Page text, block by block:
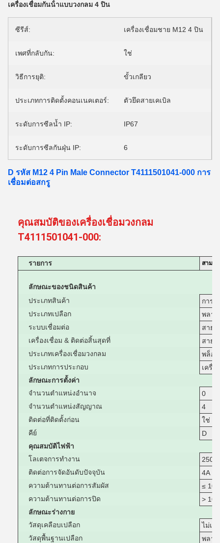
เครื่องเชื่อมกันน้ําแบบวงกลม 4 ปิน
ซีรีส์: เครื่องเชื่อมชาย M12 4 ปิน
เพศที่กลับกัน: ใช่
วิธีการยุติ: ขั้วเกลียว
ประเภทการติดตั้งคอนเนคเตอร์: ตัวยึดสายเคเบิล
ระดับการซีลน้ำ IP: IP67
ระดับการซีลกันฝุ่น IP: 6
D รหัส M12 4 Pin Male Connector T4111501041-000 การ
เชื่อมต่อสกรู
คุณสมบัติของเครื่องเชื่อมวงกลม
T4111501041-000:
รายการ สามา
ลักษณะของชนิดสินค้า
ประเภทสินค้า
การป
ประเภทเปลือก
พลา
ระบบเชื่อมต่อ
สาย
เครื่องเชื่อม & ติดต่อสิ้นสุดที่
สาย
ประเภทเครื่องเชื่อมวงกลม
พล็อก
ประเภทการประกอบ
เครื่อ
ลักษณะการตั้งค่า
จํานวนตําแหน่งอํานาจ
0
จํานวนตําแหน่งสัญญาณ
4
ติดต่อที่ติดตั้งก่อน
ใช่
คีย์
D
คุณสมบัติไฟฟ้า
โลเตจการทํางาน
250
ติดต่อการจัดอันดับปัจจุบัน
4A สู
ความต้านทานต่อการสัมผัส
≤
ความต้านทานต่อการปิด
>
ลักษณะร่างกาย
วัสดุเคลือบเปลือก
ไม่เค
วัสดุพื้นฐานเปลือก
พลา